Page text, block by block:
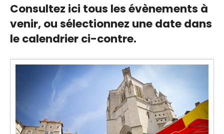
Consultez ici tous les évènements à
venir,ou sélectionnez une date dans
le calendrier ci-contre.